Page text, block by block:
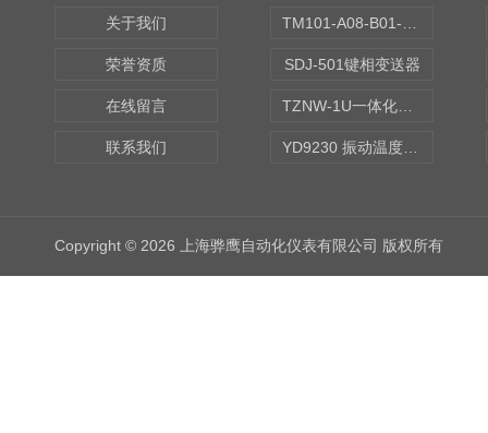
关于我们
荣誉资质
在线留言
联系我们
SDJ-501键相变送器
Copyright © 2026 上海骅鹰自动化仪表有限公司 版权所有